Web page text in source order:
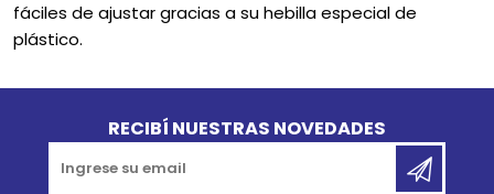
fáciles de ajustar gracias a su hebilla especial de
plástico.
RECIBÍ NUESTRAS NOVEDADES